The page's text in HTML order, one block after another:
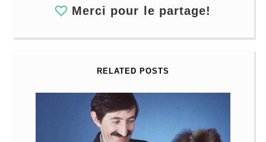
Merci pour le partage!
RELATED POSTS